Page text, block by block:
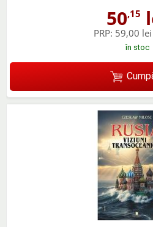
50,15
PRP: 59,00 lei
în stoc